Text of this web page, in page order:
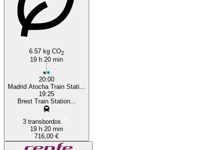
6.57 kg CO2
19 h 20 min
20:00
Madrid Atocha Train Stati...
19:25
Brest Train Station...
3 transbordos
19 h 20 min
716,00 €